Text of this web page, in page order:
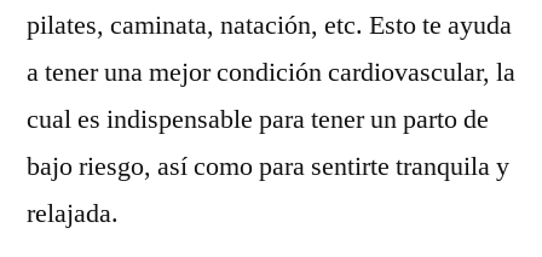
pilates, caminata, natación, etc. Esto te ayuda
a tener una mejor condición cardiovascular, la
cual es indispensable para tener un parto de
bajo riesgo, así como para sentirte tranquila y
relajada.